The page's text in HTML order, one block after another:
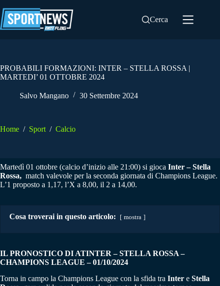
al
contenuto
Cerca
PROBABILI FORMAZIONI: INTER – STELLA ROSSA |
MARTEDI’ 01 OTTOBRE 2024
Salvo Mangano 30 Settembre 2024
Home / Sport / Calcio
Martedì 01 ottobre (calcio d’inizio alle 21:00) si gioca Inter – Stella
Rossa, match valevole per la seconda giornata di Champions League.
L’1 proposto a 1,17, l’X a 8,00, il 2 a 14,00.
Cosa troverai in questo articolo: mostra
IL PRONOSTICO DI ATINTER – STELLA ROSSA –
CHAMPIONS LEAGUE – 01/10/2024
Torna in campo la Champions League con la sfida tra Inter e Stella